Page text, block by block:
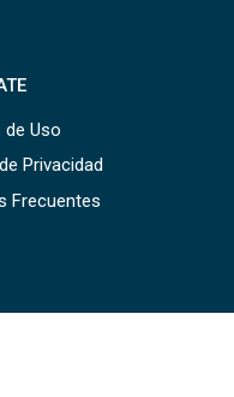
de Uso
Privacidad
Frecuentes